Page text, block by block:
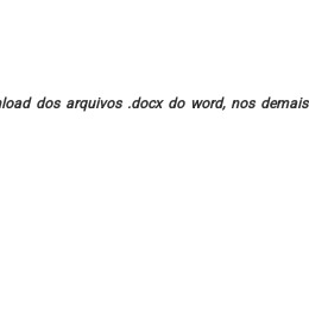
dos arquivos .docx do word, nos demais